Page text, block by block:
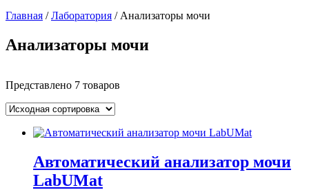
Главная /Лаборатория / Анализаторы мочи
Анализаторы мочи
Представлено 7 товаров
Автоматический анализатор мочи
LabUMat